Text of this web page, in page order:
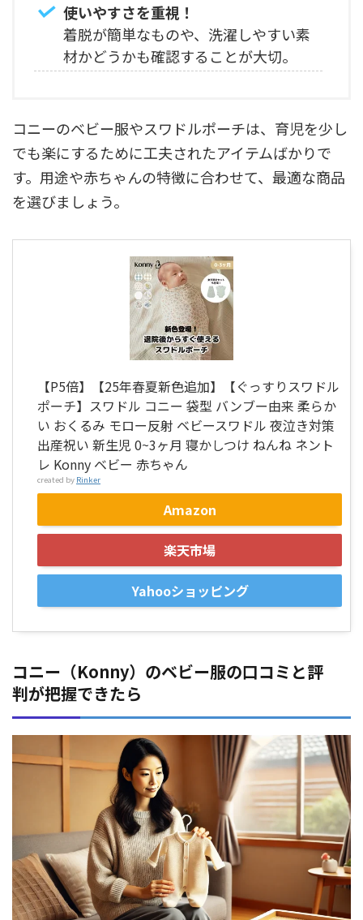
使いやすさを重視！
着脱が簡単なものや、洗濯しやすい素
材かどうかも確認することが大切。
コニーのベビー服やスワドルポーチは、育児を少し
でも楽にするために工夫されたアイテムばかりで
す。用途や赤ちゃんの特徴に合わせて、最適な商品
を選びましょう。
【P5倍】【25年春夏新色追加】【ぐっすりスワドル
ポーチ】スワドル コニー 袋型 バンブー由来 柔らか
い おくるみ モロー反射 ベビースワドル 夜泣き対策
出産祝い 新生児 0~3ヶ月 寝かしつけ ねんね ネント
レ Konny ベビー 赤ちゃん
created by Rinker
Amazon
楽天市場
Yahooショッピング
コニー（Konny）のベビー服の口コミと評
判が把握できたら